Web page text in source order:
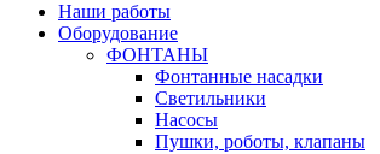
Наши работы
Оборудование
ФОНТАНЫ
Фонтанные насадки
Cветильники
Насосы
Пушки, роботы, клапаны